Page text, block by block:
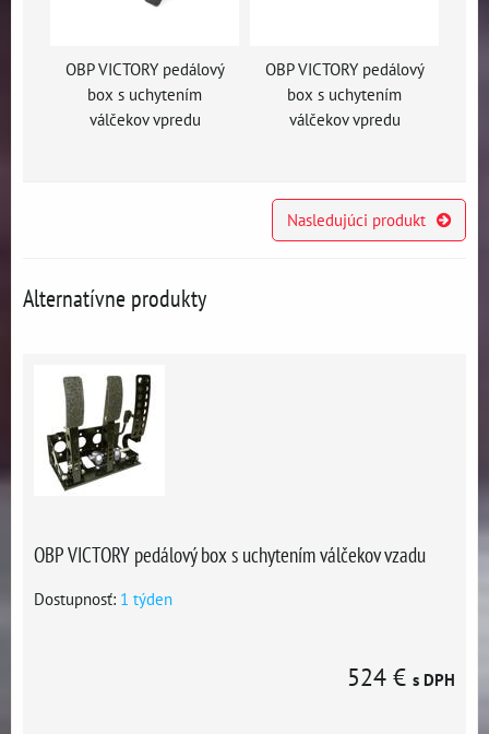
OBP VICTORY pedálový
box s uchytením
válčekov vpredu
OBP VICTORY pedálový
box s uchytením
válčekov vpredu
Nasledujúci produkt
Alternatívne produkty
OBP VICTORY pedálový box s uchytením válčekov vzadu
Dostupnosť: 1 týden
524 € s DPH